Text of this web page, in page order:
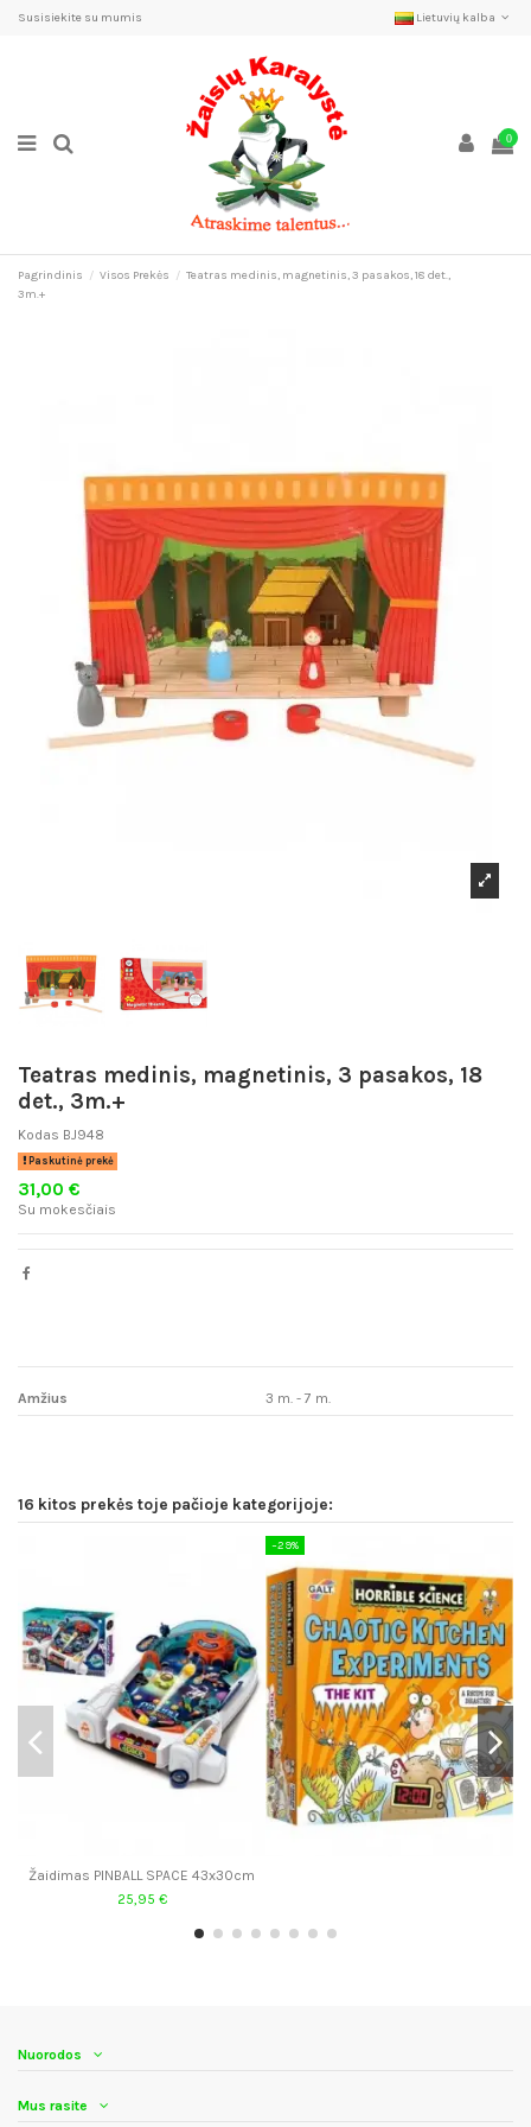
Susisiekite su mumis Lietuvių kalba
0
Pagrindinis Visos Prekės
Teatras medinis, magnetinis, 3 pasakos, 18 det.,
3m.+
Teatras medinis, magnetinis, 3 pasakos, 18
det., 3m.+
Kodas BJ948
Paskutinė prekė
31,00 €
Su mokesčiais
Amžius 3 m. - 7 m.
16 kitos prekės toje pačioje kategorijoje:
Žaidimas PINBALL SPACE 43x30cm
25,95 €
−29%
Nuorodos
Mus rasite